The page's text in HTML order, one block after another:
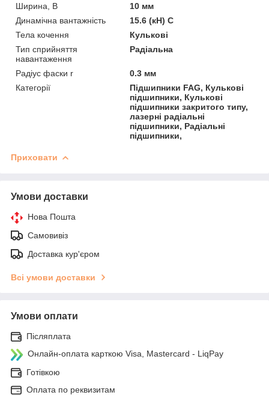
Ширина, B
10 мм
Динамічна вантажність
15.6 (кН) C
Тела кочення
Кулькові
Тип сприйняття
навантаження
Радіальна
Радіус фаски r
0.3 мм
Категорії
Підшипники FAG, Кулькові
підшипники, Кулькові
підшипники закритого типу,
лазерні радіальні
підшипники, Радіальні
підшипники,
Приховати
Умови доставки
Нова Пошта
Самовивіз
Доставка кур'єром
Всі умови доставки
Умови оплати
Післяплата
Онлайн-оплата карткою Visa, Mastercard - LiqPay
Готівкою
Оплата по реквизитам